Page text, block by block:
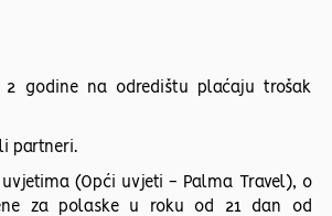
2 godine na odredištu plaćaju trošak
partneri.
(Opći uvjeti - Palma Travel), o
za polaske u roku od 21 dan od